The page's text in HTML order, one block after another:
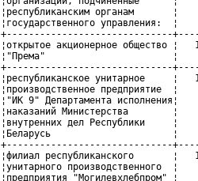
¦республиканским органам
¦государственного
+------------------------------
¦открытое акционерное общество
¦"Према"                       ¦
+------------------------------
¦республиканское унитарное
¦производственное
¦"ИК 9" Департамента
¦наказаний Министерства
¦внутренних дел
¦Беларусь
+------------------------------
¦филиал республиканского       ¦
¦унитарного
¦предприятия